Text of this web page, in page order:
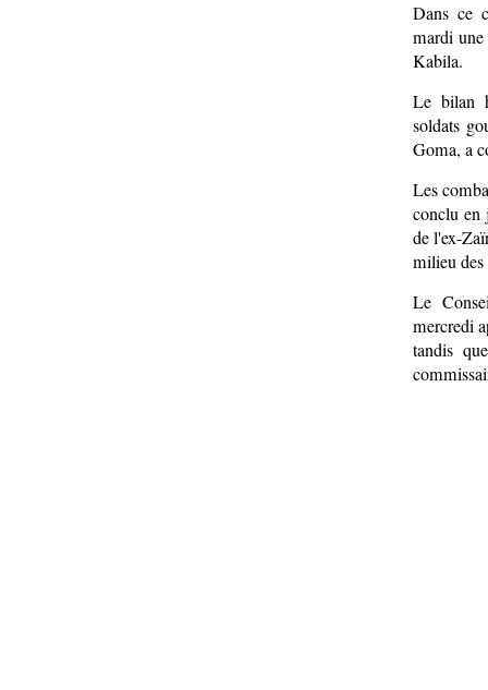
Dans ce
mardi
Kabila.
Le bilan
soldats
Goma, a
Les
conclu en
de l'ex-
milieu des
Le
mercredi
tandis